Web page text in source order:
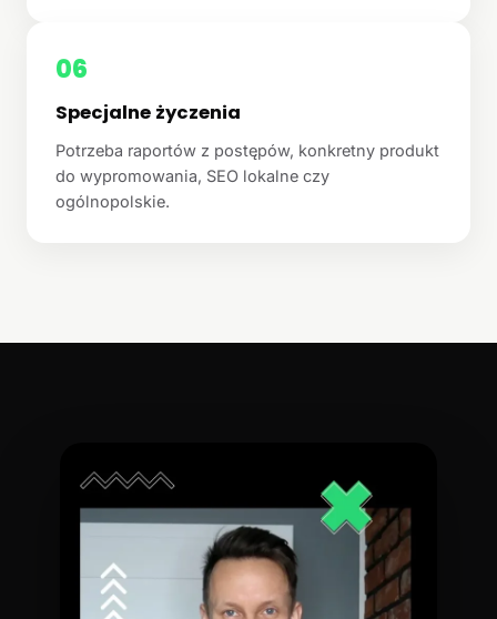
06
Specjalne życzenia
Potrzeba raportów z postępów, konkretny produkt
do wypromowania, SEO lokalne czy
ogólnopolskie.